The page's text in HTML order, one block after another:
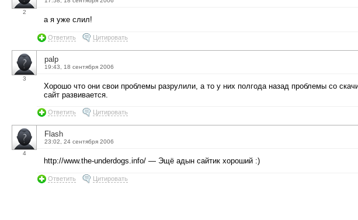
2
а я уже слил!
Ответить Цитировать
3
palp
19:43, 18 сентября 2006
Хорошо что они свои проблемы разрулили, а то у них полгода назад проблемы со
сайт развивается.
Ответить Цитировать
4
Flash
23:02, 24 сентября 2006
http://www.the-underdogs.info/ — Эщё адын сайтик хороший :)
Ответить Цитировать